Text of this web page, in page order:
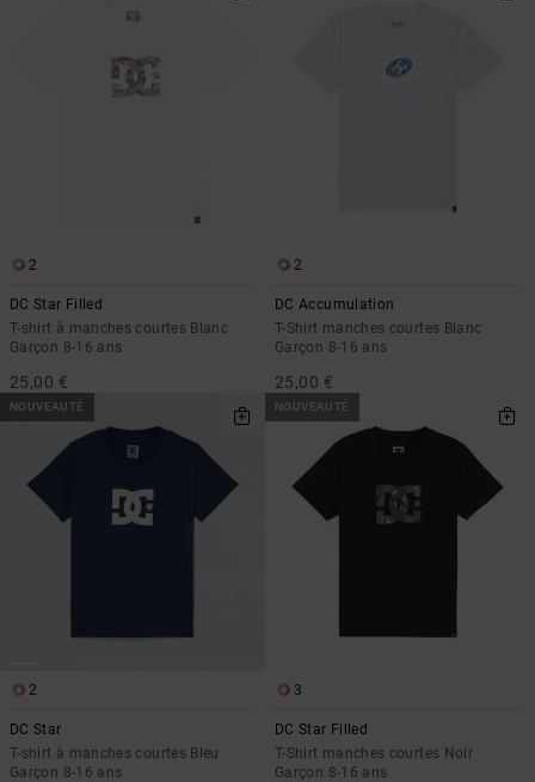
2
DC Star Filled
T-shirt à manches courtes Blanc
Garçon 8-16 ans
25,00 €
2
DC Accumulation
T-Shirt manches courtes Blanc
Garçon 8-16 ans
25,00 €
NOUVEAUTÉ
2
DC Star
T-shirt à manches courtes Bleu
Garçon 8-16 ans
NOUVEAUTÉ
3
DC Star Filled
T-Shirt manches courtes Noir
Garçon 8-16 ans